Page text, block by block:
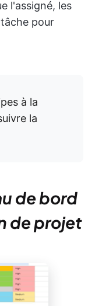
l'assigné, les
pour
à la
la
de bord
de projet